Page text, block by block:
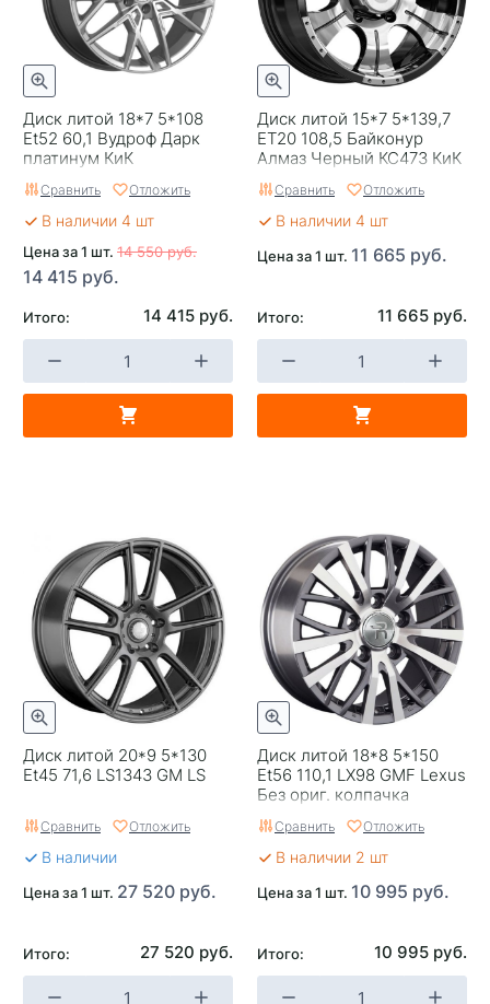
Replica
0
Завод изготовитель
Lizardo
Диск литой 18*7 5*108
Et52 60,1 Вудроф Дарк
платинум КиК
Сравнить Отложить
В наличии 4 шт
Цена за 1 шт. 14 550 руб.
14 415 руб.
Итого: 14 415 руб.
Диск литой 15*7 5*139,7
ЕТ20 108,5 Байконур
Алмаз Черный КС473 КиК
Сравнить Отложить
В наличии 4 шт
Цена за 1 шт. 11 665 руб.
Итого: 11 665 руб.
Диск литой 20*9 5*130
Et45 71,6 LS1343 GM LS
Сравнить Отложить
В наличии
Цена за 1 шт. 27 520 руб.
Итого: 27 520 руб.
Диск литой 18*8 5*150
Et56 110,1 LX98 GMF Lexus
Без ориг. колпачка
Сравнить Отложить
В наличии 2 шт
Цена за 1 шт. 10 995 руб.
Итого: 10 995 руб.